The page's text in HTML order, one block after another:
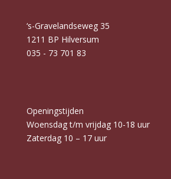
‘s-Gravelandseweg 35
1211 BP Hilversum
035 - 73 701 83
Openingstijden
Woensdag t/m vrijdag 10-18 uur
Zaterdag 10 – 17 uur